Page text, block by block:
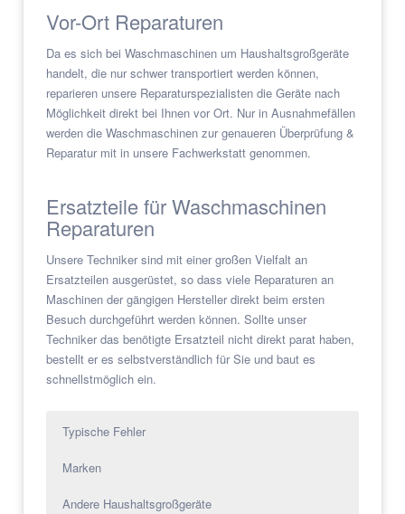
Vor-Ort Reparaturen
Da es sich bei Waschmaschinen um Haushaltsgroßgeräte
handelt, die nur schwer transportiert werden können,
reparieren unsere Reparaturspezialisten die Geräte nach
Möglichkeit direkt bei Ihnen vor Ort. Nur in Ausnahmefällen
werden die Waschmaschinen zur genaueren Überprüfung &
Reparatur mit in unsere Fachwerkstatt genommen.
Ersatzteile für Waschmaschinen
Reparaturen
Unsere Techniker sind mit einer großen Vielfalt an
Ersatzteilen ausgerüstet, so dass viele Reparaturen an
Maschinen der gängigen Hersteller direkt beim ersten
Besuch durchgeführt werden können. Sollte unser
Techniker das benötigte Ersatzteil nicht direkt parat haben,
bestellt er es selbstverständlich für Sie und baut es
schnellstmöglich ein.
Typische Fehler
Marken
Andere Haushaltsgroßgeräte